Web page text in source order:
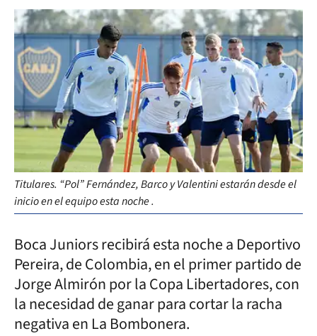
Titulares. “Pol” Fernández, Barco y Valentini estarán desde el
inicio en el equipo esta noche .
Boca Juniors recibirá esta noche a Deportivo
Pereira, de Colombia, en el primer partido de
Jorge Almirón por la Copa Libertadores, con
la necesidad de ganar para cortar la racha
negativa en La Bombonera.